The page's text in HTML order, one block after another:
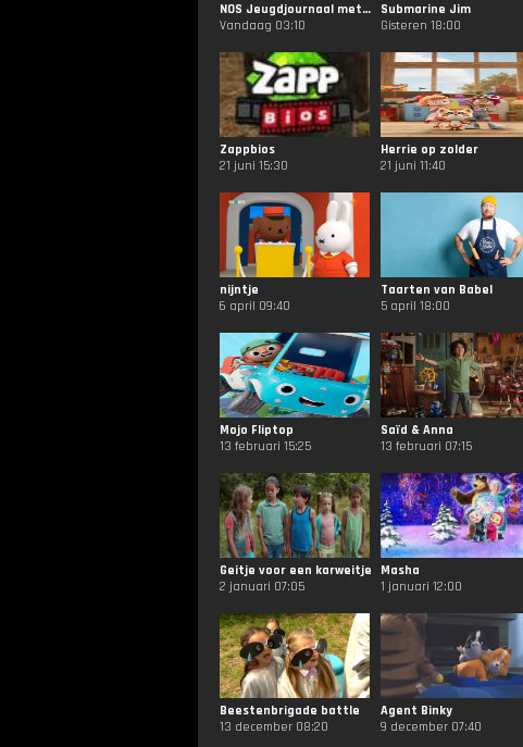
NOS Jeugdjournaal met Gebarentaal
Vandaag 03:10
Submarine Jim
Gisteren 18:00
Zappbios
21 juni 15:30
Herrie op zolder
21 juni 11:40
nijntje
6 april 09:40
Taarten van Babel
5 april 18:00
Mojo Fliptop
13 februari 15:25
Saïd & Anna
13 februari 07:15
Geitje voor een karweitje
2 januari 07:05
Masha
1 januari 12:00
Beestenbrigade battle
13 december 08:20
Agent Binky
9 december 07:40